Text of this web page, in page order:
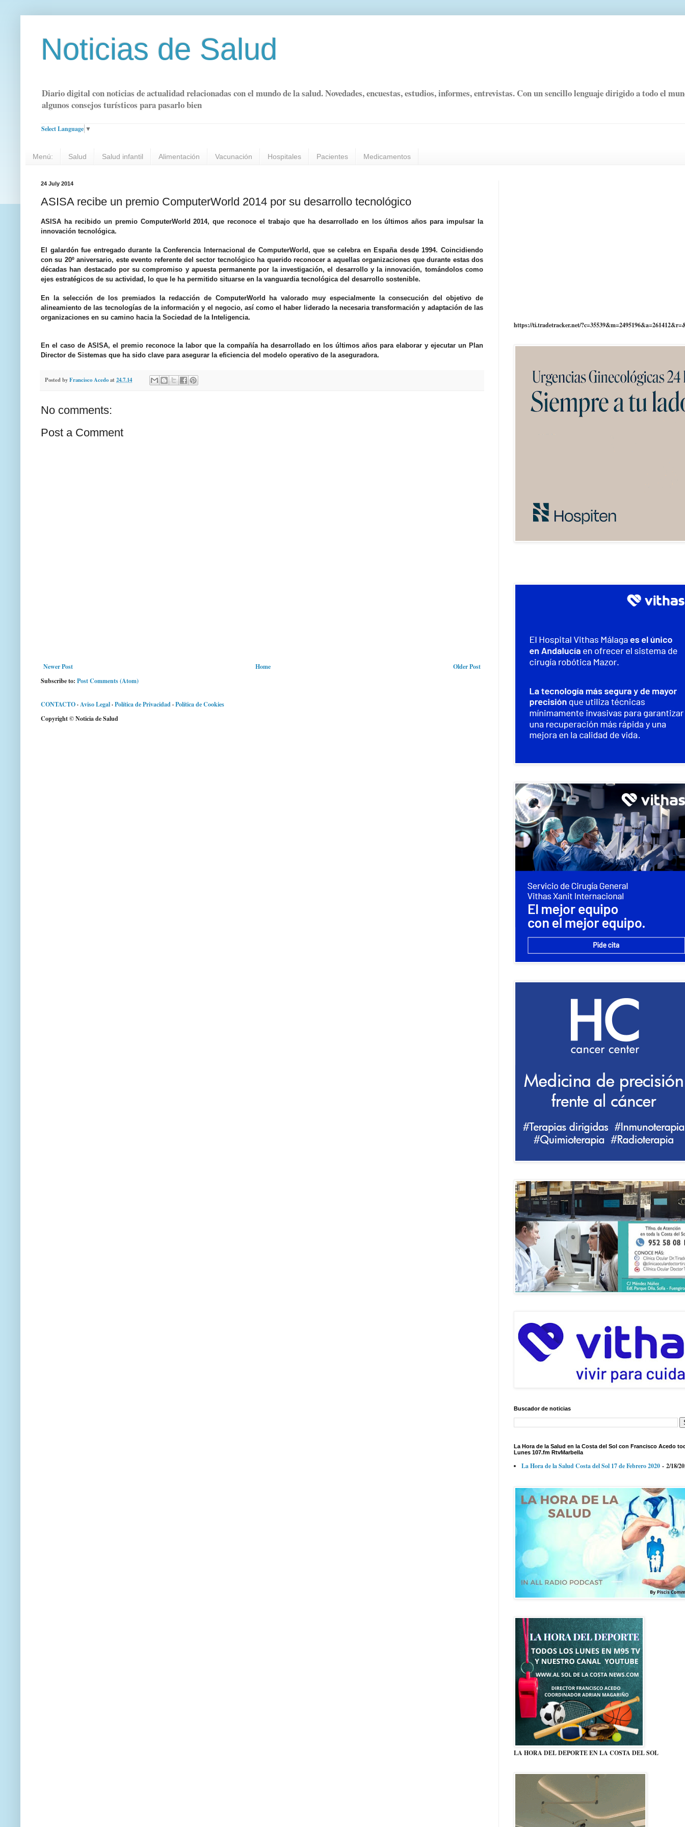
Noticias de Salud
Diario digital con noticias de actualidad relacionadas con el mundo de la salud. Novedades, encuestas, estudios, informes, entrevistas. Con un sencillo lenguaje dirigido a todo el
algunos consejos turísticos para pasarlo bien
Select Language ▼
Menú: Salud Salud infantil Alimentación Vacunación Hospitales Pacientes Medicamentos
24 July 2014
ASISA recibe un premio ComputerWorld 2014 por su desarrollo tecnológico
ASISA ha recibido un premio ComputerWorld 2014, que reconoce el trabajo que ha desarrollado en los últimos años para impulsar la
innovación tecnológica.
El galardón fue entregado durante la Conferencia Internacional de ComputerWorld, que se celebra en España desde 1994. Coincidiendo
con su 20º aniversario, este evento referente del sector tecnológico ha querido reconocer a aquellas organizaciones que durante estas dos
décadas han destacado por su compromiso y apuesta permanente por la investigación, el desarrollo y la innovación, tomándolos como
ejes estratégicos de su actividad, lo que le ha permitido situarse en la vanguardia tecnológica del desarrollo sostenible.
En la selección de los premiados la redacción de ComputerWorld ha valorado muy especialmente la consecución del objetivo de
alineamiento de las tecnologías de la información y el negocio, así como el haber liderado la necesaria transformación y adaptación de las
organizaciones en su camino hacia la Sociedad de la Inteligencia.
En el caso de ASISA, el premio reconoce la labor que la compañía ha desarrollado en los últimos años para elaborar y ejecutar un Plan
Director de Sistemas que ha sido clave para asegurar la eficiencia del modelo operativo de la aseguradora.
Posted byFrancisco Acedoat 24.7.14
No comments:
Post a Comment
Newer Post Older Post
Home
Subscribe to: Post Comments (Atom)
CONTACTO·Aviso Legal·Política de Privacidad·Política de Cookies
Copyright © Noticia de Salud
https://ti.tradetracker.net/
Buscador de noticias
La Hora de la Salud en la Costa del Sol con Francisco Acedo
Lunes 107.fm RtvMarbella
La Hora de la Salud Costa del Sol 17 de Febrero 2020 - 2/18/
LA HORA DEL DEPORTE EN LA COSTA DEL SOL